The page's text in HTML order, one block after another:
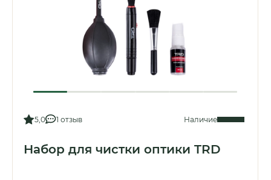
5,0 1 отзыв Наличие
Набор для чистки оптики TRD